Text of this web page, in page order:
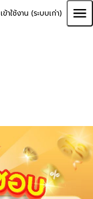
เข้าใช้งาน (ระบบเก่า)